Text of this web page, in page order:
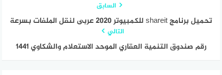
السابق
تحميل برنامج shareit للكمبيوتر 2020 عربى لنقل الملفات بسرعة
التالي
رقم صندوق التنمية العقاري الموحد الاستعلام والشكاوي 1441